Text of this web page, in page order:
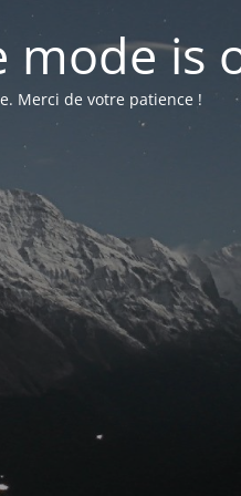
mode is
Merci de votre patience !